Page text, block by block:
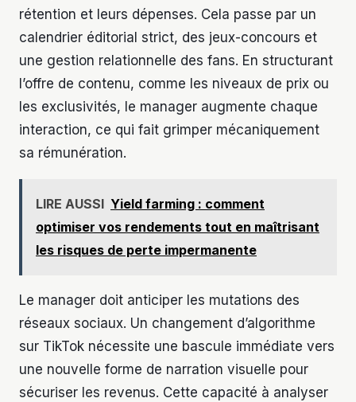
rétention et leurs dépenses. Cela passe par un
calendrier éditorial strict, des jeux-concours et
une gestion relationnelle des fans. En structurant
l’offre de contenu, comme les niveaux de prix ou
les exclusivités, le manager augmente chaque
interaction, ce qui fait grimper mécaniquement
sa rémunération.
LIRE AUSSI Yield farming : comment
optimiser vos rendements tout en maîtrisant
les risques de perte impermanente
Le manager doit anticiper les mutations des
réseaux sociaux. Un changement d’algorithme
sur TikTok nécessite une bascule immédiate vers
une nouvelle forme de narration visuelle pour
sécuriser les revenus. Cette capacité à analyser